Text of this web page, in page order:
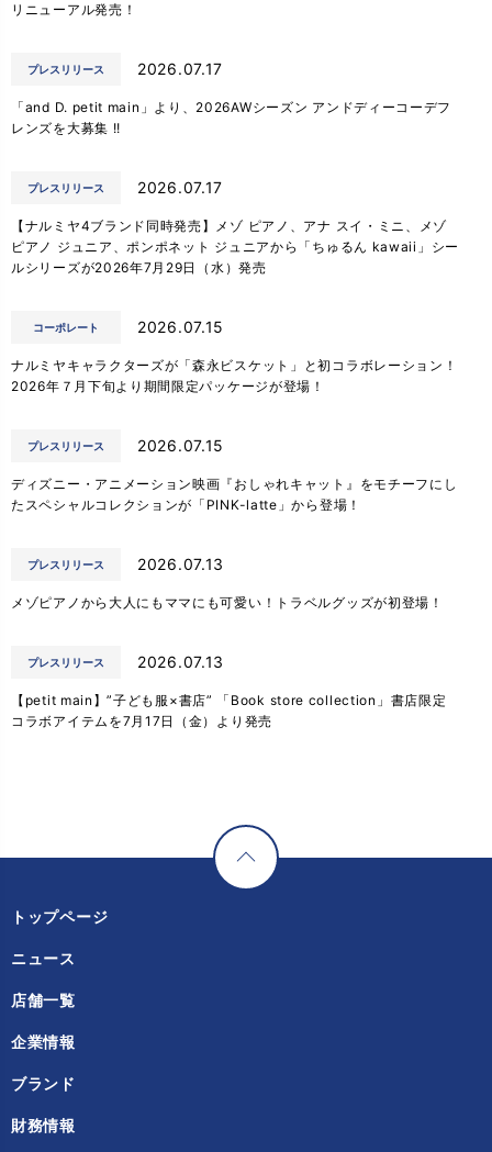
リニューアル発売！
プレスリリース 2026.07.17
「and D. petit main」より、2026AWシーズン アンドディーコーデフ
レンズを大募集 !!
プレスリリース 2026.07.17
【ナルミヤ4ブランド同時発売】メゾ ピアノ、アナ スイ・ミニ、メゾ
ピアノ ジュニア、ポンポネット ジュニアから「ちゅるん kawaii」シー
ルシリーズが2026年7月29日（水）発売
コーポレート 2026.07.15
ナルミヤキャラクターズが「森永ビスケット」と初コラボレーション！
2026年７月下旬より期間限定パッケージが登場！
プレスリリース 2026.07.15
ディズニー・アニメーション映画『おしゃれキャット』をモチーフにし
たスペシャルコレクションが「PINK-latte」から登場！
プレスリリース 2026.07.13
メゾピアノから大人にもママにも可愛い！トラベルグッズが初登場！
プレスリリース 2026.07.13
【petit main】”子ども服×書店” 「Book store collection」書店限定
コラボアイテムを7月17日（金）より発売
トップページ
ニュース
店舗一覧
企業情報
ブランド
財務情報